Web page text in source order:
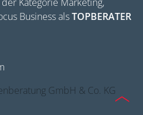
Kategorie Marketing,
Business alsTOPBERATER
GmbH & Co. KG